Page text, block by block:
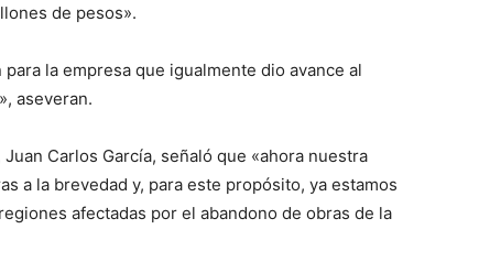
de pesos».
la empresa que igualmente dio avance al
aseveran.
Carlos García, señaló que «ahora nuestra
a la brevedad y, para este propósito, ya estamos
afectadas por el abandono de obras de la